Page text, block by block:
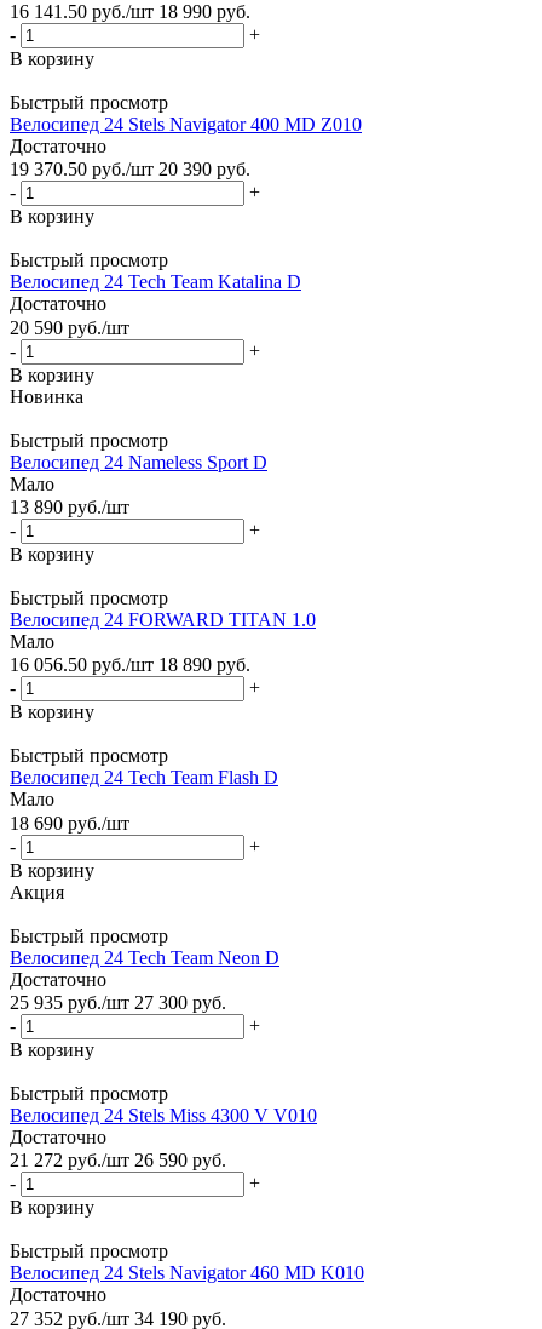
16 141.50 руб./шт 18 990 руб.
-
+
В корзину
Быстрый просмотр
Велосипед 24 Stels Navigator 400 MD Z010
Достаточно
19 370.50 руб./шт 20 390 руб.
-
+
В корзину
Быстрый просмотр
Велосипед 24 Tech Team Katalina D
Достаточно
20 590 руб./шт
-
+
В корзину
Новинка
Быстрый просмотр
Велосипед 24 Nameless Sport D
Мало
13 890 руб./шт
-
+
В корзину
Быстрый просмотр
Велосипед 24 FORWARD TITAN 1.0
Мало
16 056.50 руб./шт 18 890 руб.
-
+
В корзину
Быстрый просмотр
Велосипед 24 Tech Team Flash D
Мало
18 690 руб./шт
-
+
В корзину
Акция
Быстрый просмотр
Велосипед 24 Tech Team Neon D
Достаточно
25 935 руб./шт 27 300 руб.
-
+
В корзину
Быстрый просмотр
Велосипед 24 Stels Miss 4300 V V010
Достаточно
21 272 руб./шт 26 590 руб.
-
+
В корзину
Быстрый просмотр
Велосипед 24 Stels Navigator 460 MD K010
Достаточно
27 352 руб./шт 34 190 руб.